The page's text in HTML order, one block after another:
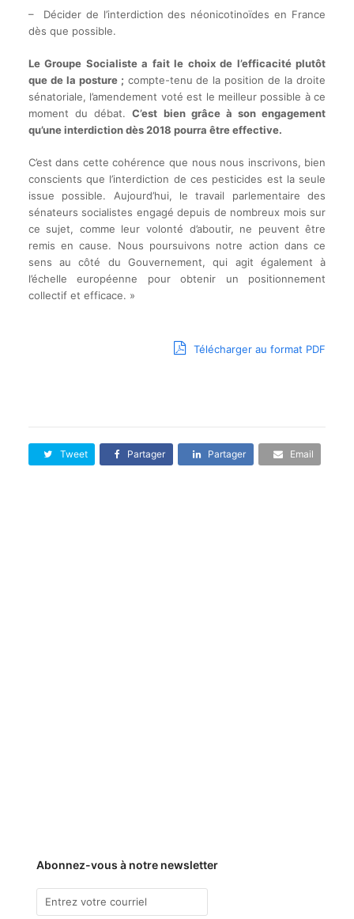
– Décider de l’interdiction des néonicotinoïdes en France
dès que possible.
Le Groupe Socialiste a fait le choix de l’efficacité plutôt
que de la posture ; compte-tenu de la position de la droite
sénatoriale, l’amendement voté est le meilleur possible à ce
moment du débat.C’est bien grâce à son engagement
qu’une interdiction dès 2018 pourra être effective.
C’est dans cette cohérence que nous nous inscrivons, bien
conscients que l’interdiction de ces pesticides est la seule
issue possible. Aujourd’hui, le travail parlementaire des
sénateurs socialistes engagé depuis de nombreux mois sur
ce sujet, comme leur volonté d’aboutir, ne peuvent être
remis en cause. Nous poursuivons notre action dans ce
sens au côté du Gouvernement, qui agit également à
l’échelle européenne pour obtenir un positionnement
collectif et efficace. »
Télécharger au format PDF
Tweet Partager Partager Email
Abonnez-vous à notre newsletter